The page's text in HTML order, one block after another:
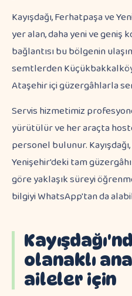
Kayışdağı, Ferhatpaşa ve
yer alan, daha yeni ve geniş
bağlantısı bu bölgenin
semtlerden
Ataşehir içi güzergâhlarla
Servis hizmetimiz
yürütülür ve her araçta
personel bulunur.
Yenişehir'deki tam
göre yaklaşık süreyi
bilgiyi WhatsApp'tan da
olanaklı
aileler için